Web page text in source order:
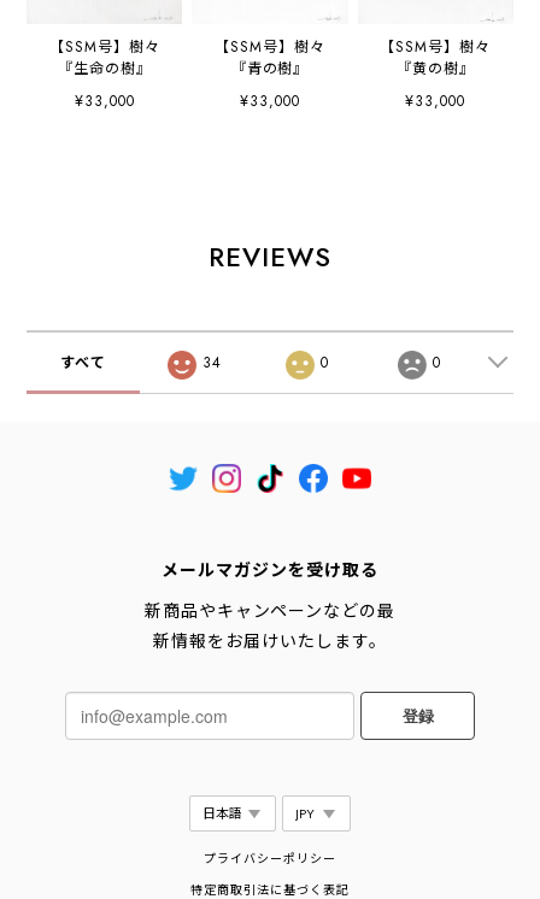
【SSM号】樹々
『生命の樹』
¥33,000
【SSM号】樹々
『青の樹』
¥33,000
【SSM号】樹々
『黄の樹』
¥33,000
REVIEWS
すべて 34 0 0
メールマガジンを受け取る
新商品やキャンペーンなどの最
新情報をお届けいたします。
登録
プライバシーポリシー
特定商取引法に基づく表記